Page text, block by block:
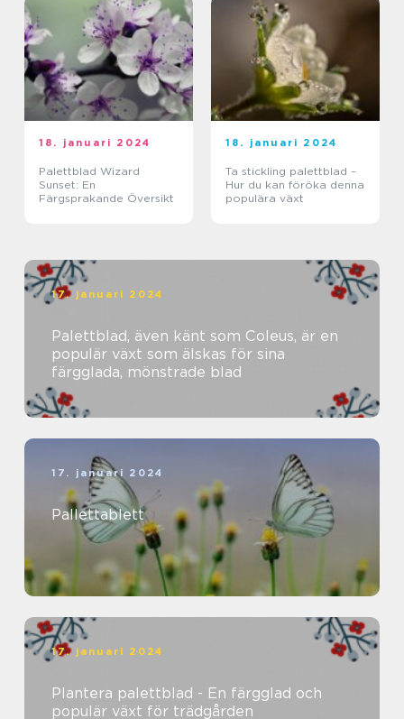
18. januari 2024
Palettblad Wizard
Sunset: En
Färgsprakande Översikt
18. januari 2024
Ta stickling palettblad –
Hur du kan föröka denna
populära växt
17. januari 2024
Palettblad, även känt som Coleus, är en
populär växt som älskas för sina
färgglada, mönstrade blad
17. januari 2024
Pallettablett
17. januari 2024
Plantera palettblad - En färgglad och
populär växt för trädgården